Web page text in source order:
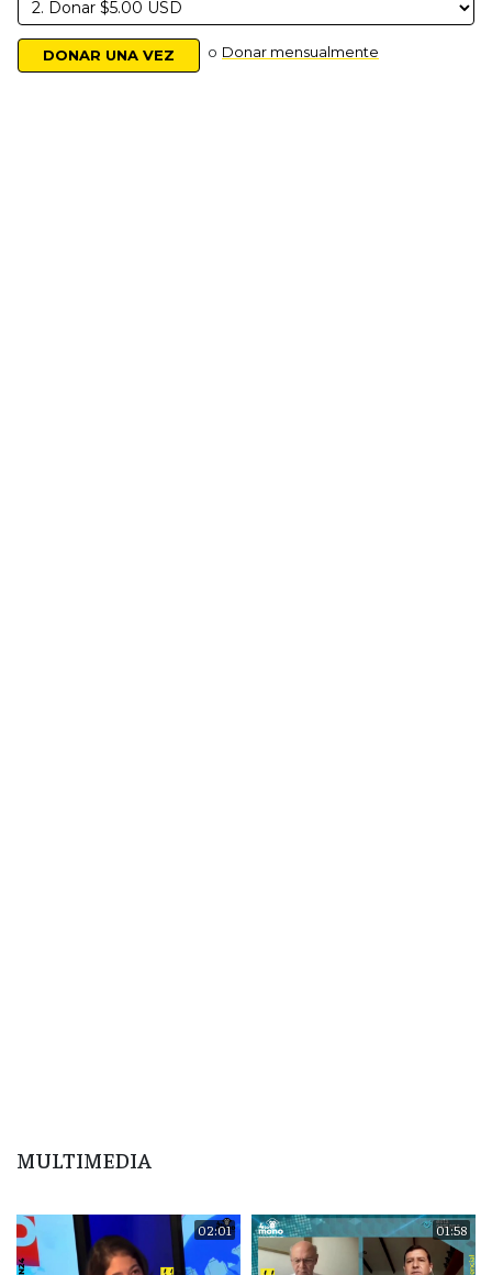
o Donar mensualmente
MULTIMEDIA
02:01 01:58